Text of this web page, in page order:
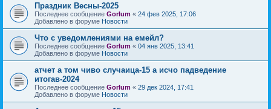
Праздник Весны-2025
Последнее сообщение Gorlum « 24 фев 2025, 17:06
Добавлено в форуме Новости
Что с уведомлениями на емейл?
Последнее сообщение Gorlum « 04 янв 2025, 13:41
Добавлено в форуме Новости
атчет а том чиво случаица-15 а исчо падведение
итогав-2024
Последнее сообщение Gorlum « 29 дек 2024, 17:41
Добавлено в форуме Новости